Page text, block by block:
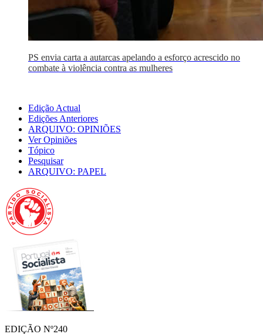
PS envia carta a autarcas apelando a esforço acrescido no
combate à violência contra as mulheres
Edição Actual
Edições Anteriores
ARQUIVO: OPINIÕES
Ver Opiniões
Tópico
Pesquisar
ARQUIVO: PAPEL
EDIÇÃO Nº240